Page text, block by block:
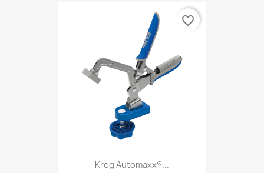
Kreg Automaxx®...
favorite_border